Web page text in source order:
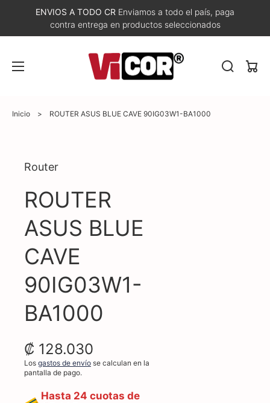
ENVIOS A TODO CR Enviamos a todo el país, paga
contra entrega en productos seleccionados
Inicio > ROUTER ASUS BLUE CAVE 90IG03W1-BA1000
elemento
vista
galería
Router
ROUTER
ASUS BLUE
CAVE
90IG03W1-
BA1000
₡ 128.030
Los gastos de envío se calculan en la
pantalla de pago.
Hasta 24 cuotas de